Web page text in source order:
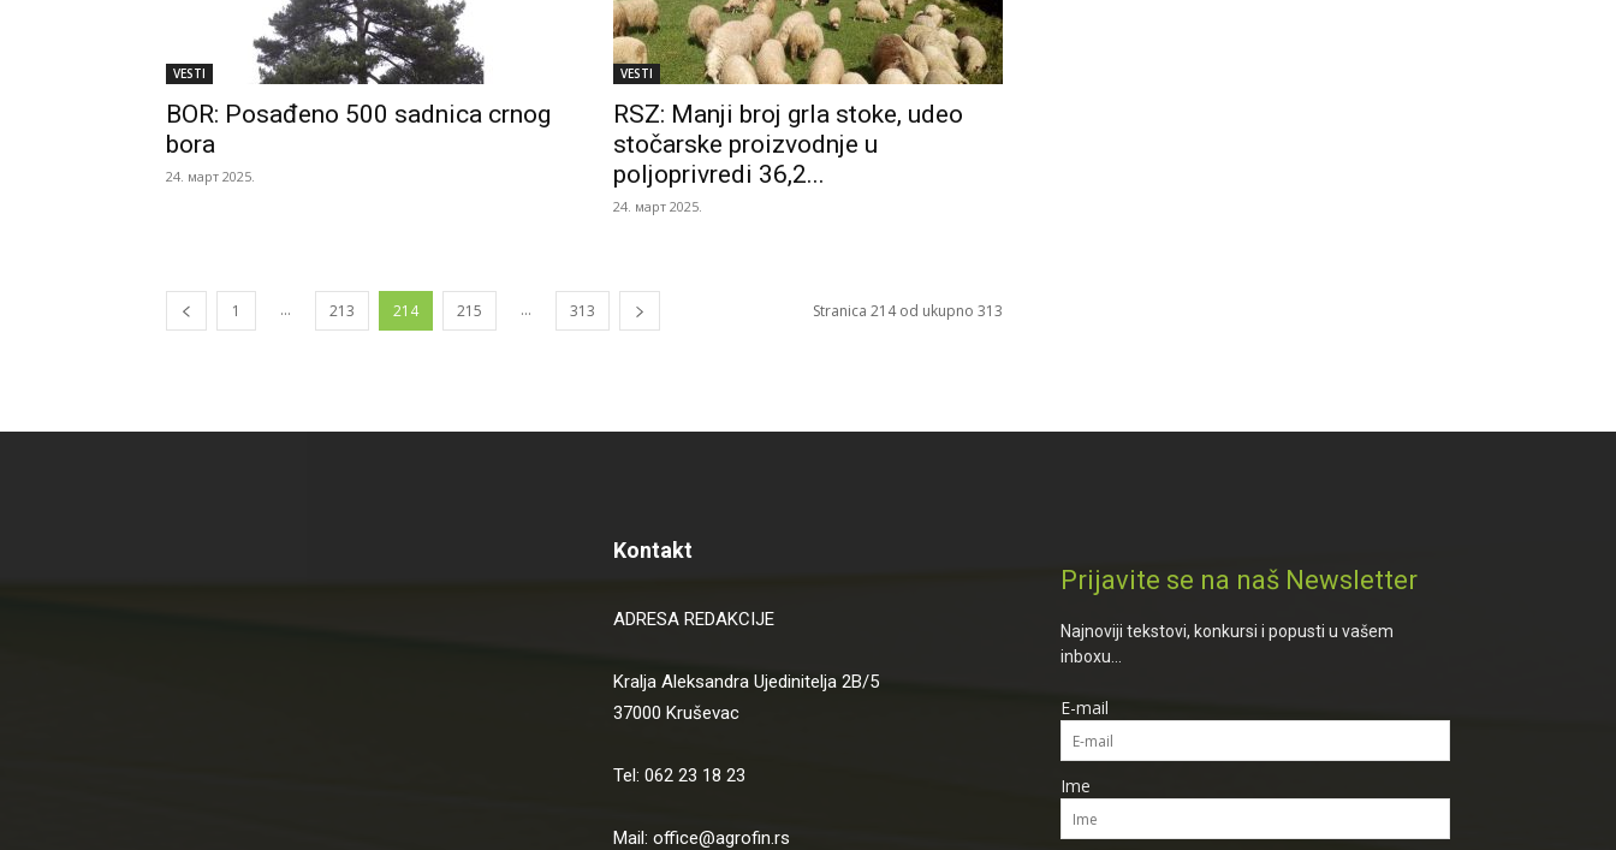
VESTI
BOR: Posađeno 500 sadnica crnog
bora
24. март 2025.
VESTI
RSZ: Manji broj grla stoke, udeo
stočarske proizvodnje u
poljoprivredi 36,2...
24. март 2025.
1 ... 213 214 215 ... 313 Stranica 214 od ukupno 313
Kontakt
ADRESA REDAKCIJE
Kralja Aleksandra Ujedinitelja 2B/5
37000 Kruševac
Tel: 062 23 18 23
Mail: office@agrofin.rs
Prijavite se na naš Newsletter
Najnoviji tekstovi, konkursi i popusti u vašem
inboxu...
E-mail
Ime